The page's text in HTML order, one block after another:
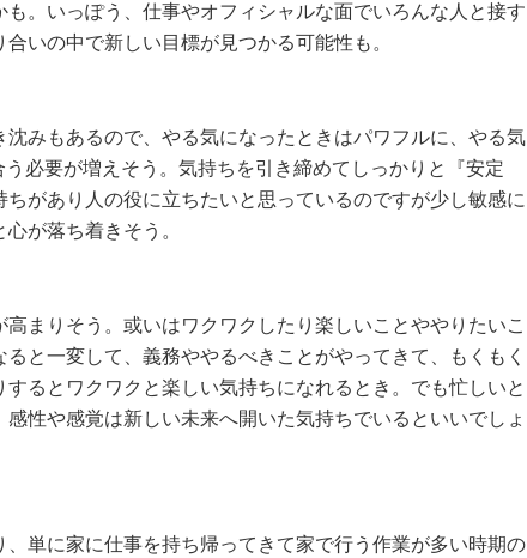
。いっぽう、仕事やオフィシャルな面でいろんな人と接す
いの中で新しい目標が見つかる可能性も。
みもあるので、やる気になったときはパワフルに、やる気
必要が増えそう。気持ちを引き締めてしっかりと『安定
があり人の役に立ちたいと思っているのですが少し敏感に
が落ち着きそう。
まりそう。或いはワクワクしたり楽しいことややりたいこ
と一変して、義務ややるべきことがやってきて、もくもく
るとワクワクと楽しい気持ちになれるとき。でも忙しいと
性や感覚は新しい未来へ開いた気持ちでいるといいでしょ
単に家に仕事を持ち帰ってきて家で行う作業が多い時期の